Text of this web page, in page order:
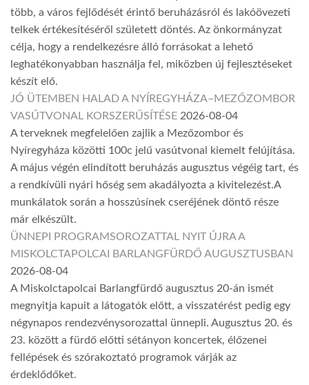
több, a város fejlődését érintő beruházásról és lakóövezeti
telkek értékesítéséről született döntés. Az önkormányzat
célja, hogy a rendelkezésre álló forrásokat a lehető
leghatékonyabban használja fel, miközben új fejlesztéseket
készít elő.
JÓ ÜTEMBEN HALAD A NYÍREGYHÁZA–MEZŐZOMBOR
VASÚTVONAL KORSZERŰSÍTÉSE 2026-08-04
A terveknek megfelelően zajlik a Mezőzombor és
Nyíregyháza közötti 100c jelű vasútvonal kiemelt felújítása.
A május végén elindított beruházás augusztus végéig tart, és
a rendkívüli nyári hőség sem akadályozta a kivitelezést.A
munkálatok során a hosszúsínek cseréjének döntő része
már elkészült.
ÜNNEPI PROGRAMSOROZATTAL NYIT ÚJRA A
MISKOLCTAPOLCAI BARLANGFÜRDŐ AUGUSZTUSBAN
2026-08-04
A Miskolctapolcai Barlangfürdő augusztus 20-án ismét
megnyitja kapuit a látogatók előtt, a visszatérést pedig egy
négynapos rendezvénysorozattal ünnepli. Augusztus 20. és
23. között a fürdő előtti sétányon koncertek, élőzenei
fellépések és szórakoztató programok várják az
érdeklődőket.